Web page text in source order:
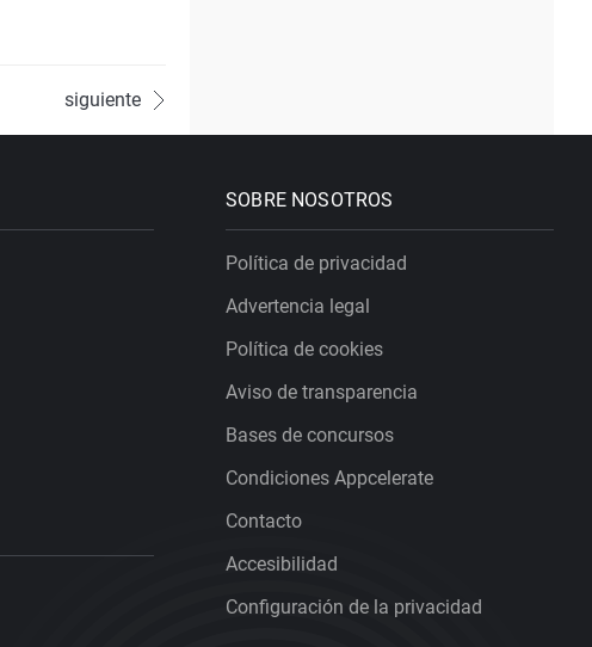
siguiente
SOBRE NOSOTROS
Política de privacidad
Advertencia legal
Política de cookies
Aviso de transparencia
Bases de concursos
Condiciones Appcelerate
Contacto
Accesibilidad
Configuración de la privacidad